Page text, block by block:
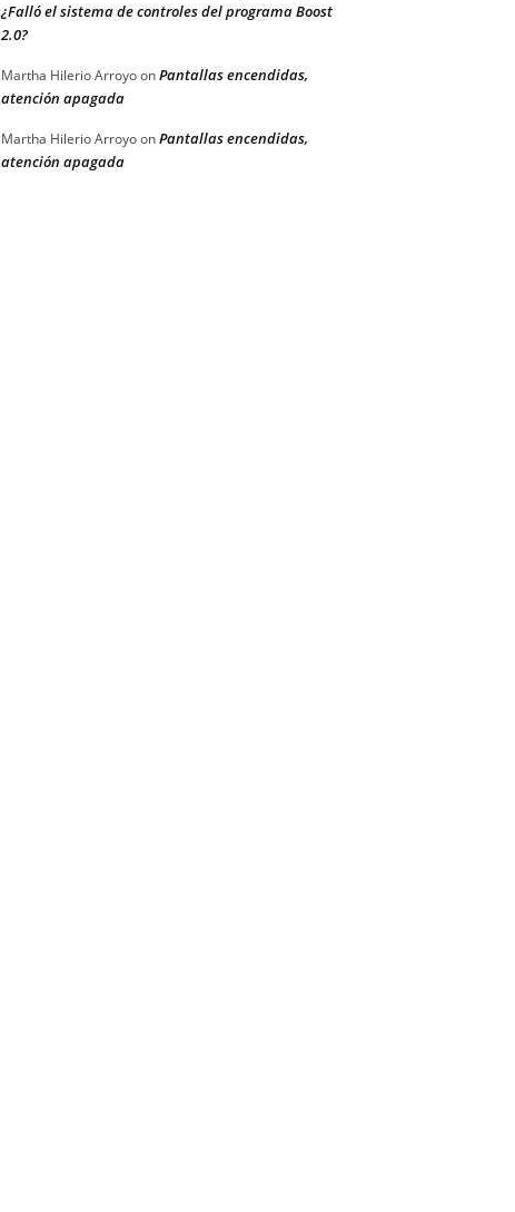
¿Falló el sistema de controles del programa Boost
2.0?
Martha Hilerio ArroyoonPantallas encendidas,
atención apagada
Martha Hilerio ArroyoonPantallas encendidas,
atención apagada